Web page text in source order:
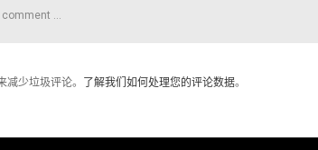
少垃圾评论。 了解我们如何处理您的评论数据。